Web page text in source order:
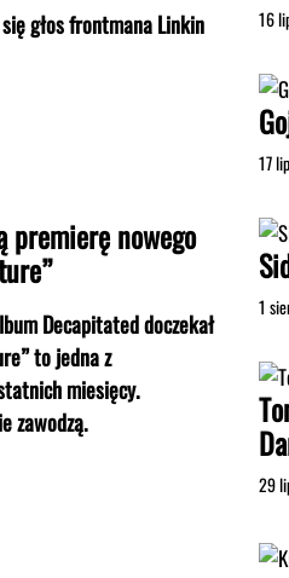
głos frontmana Linkin
nowego
Decapitated doczekał
to jedna z
miesięcy.
zawodzą.
16
17
1
29